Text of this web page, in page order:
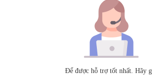
Để được hỗ trợ tốt nhất. Hãy